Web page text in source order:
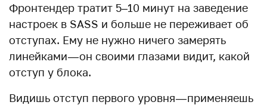
Фронтендер тратит 5–10 минут на заведение
настроек в SASS и больше не переживает об
отступах. Ему не нужно ничего замерять
линейками — он своими глазами видит, какой
отступ у блока.
Видишь отступ первого уровня — применяешь